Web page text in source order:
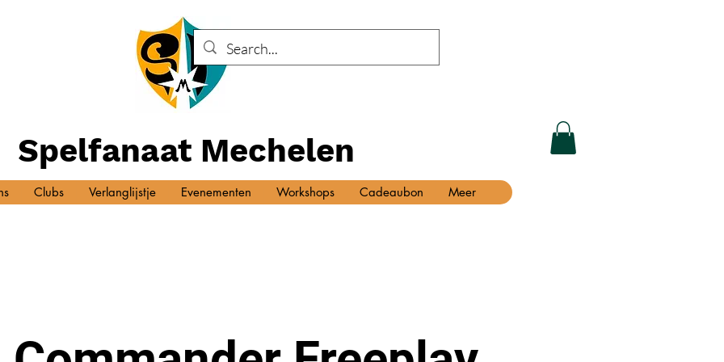
Spelfanaat Mechelen
Clubs Verlanglijstje Evenementen Workshops Cadeaubon Meer